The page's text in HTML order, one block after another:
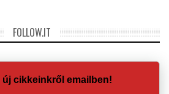
FOLLOW.IT
új cikkeinkről emailben!